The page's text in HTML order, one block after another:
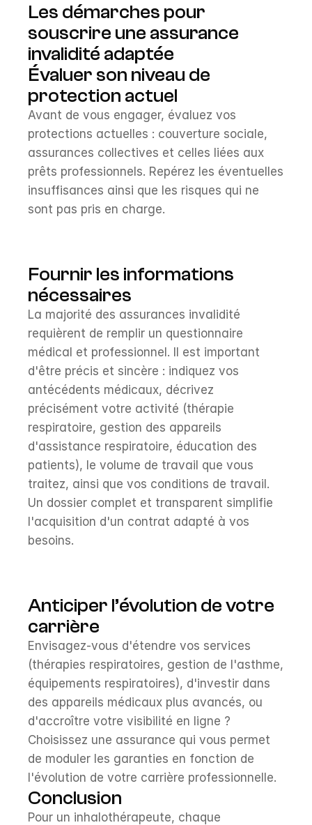
Les démarches pour
souscrire une assurance
invalidité adaptée
Évaluer son niveau de
protection actuel
Avant de vous engager, évaluez vos
protections actuelles : couverture sociale,
assurances collectives et celles liées aux
prêts professionnels. Repérez les éventuelles
insuffisances ainsi que les risques qui ne
sont pas pris en charge.
Fournir les informations
nécessaires
La majorité des assurances invalidité
requièrent de remplir un questionnaire
médical et professionnel. Il est important
d'être précis et sincère : indiquez vos
antécédents médicaux, décrivez
précisément votre activité (thérapie
respiratoire, gestion des appareils
d'assistance respiratoire, éducation des
patients), le volume de travail que vous
traitez, ainsi que vos conditions de travail.
Un dossier complet et transparent simplifie
l'acquisition d'un contrat adapté à vos
besoins.
Anticiper l’évolution de votre
carrière
Envisagez-vous d'étendre vos services
(thérapies respiratoires, gestion de l'asthme,
équipements respiratoires), d'investir dans
des appareils médicaux plus avancés, ou
d'accroître votre visibilité en ligne ?
Choisissez une assurance qui vous permet
de moduler les garanties en fonction de
l'évolution de votre carrière professionnelle.
Conclusion
Pour un inhalothérapeute, chaque